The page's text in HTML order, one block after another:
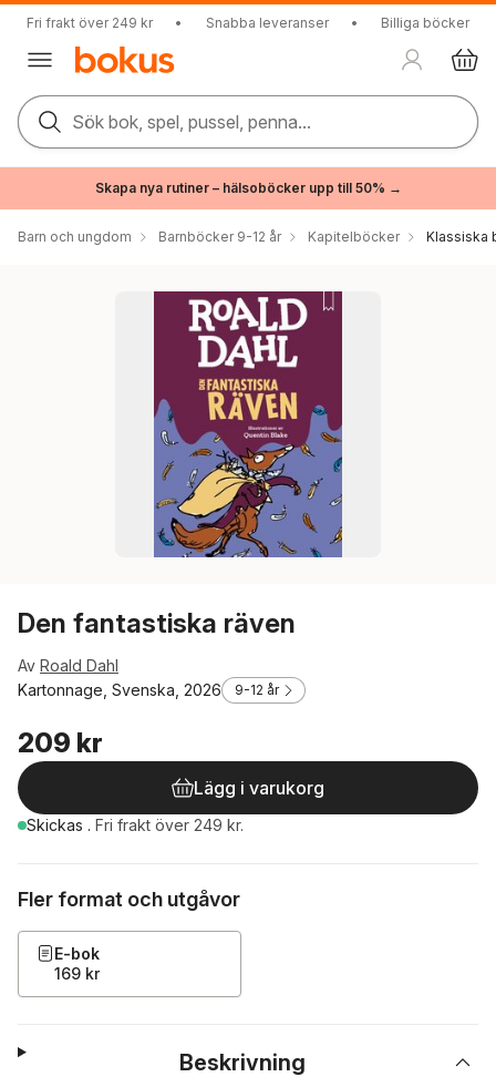
Fri frakt över 249 kr • Snabba leveranser • Billiga böcker
Sök bok, spel, pussel, penna...
Skapa nya rutiner – hälsoböcker upp till 50% →
Barn och ungdom Barnböcker 9-12 år Kapitelböcker Klassiska
Den fantastiska räven
Av Roald Dahl
Kartonnage, Svenska, 2026
9-12 år
209 kr
Lägg i varukorg
Skickas . Fri frakt över 249 kr.
Fler format och utgåvor
E-bok
169 kr
Beskrivning